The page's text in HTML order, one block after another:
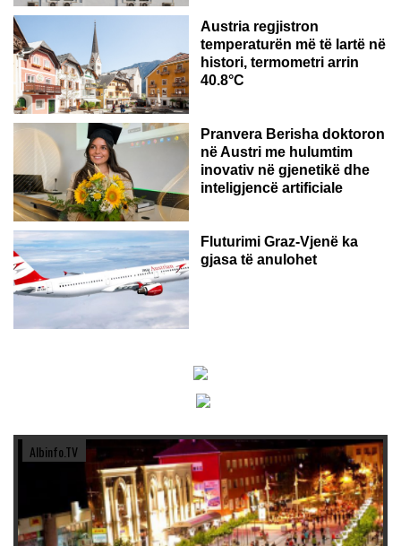
Austria regjistron
temperaturën më të lartë në
histori, termometri arrin
40.8°C
AUSTRI
Pranvera Berisha doktoron
në Austri me hulumtim
inovativ në gjenetikë dhe
inteligjencë artificiale
Fluturimi Graz-Vjenë ka
gjasa të anulohet
Albinfo.TV